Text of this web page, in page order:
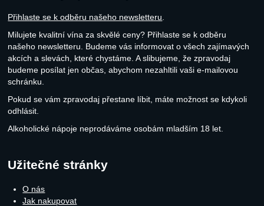
Přihlaste se k odběru našeho newsletteru
Milujete kvalitní vína za skvělé ceny? Přihlaste se k odběru
našeho newsletteru. Budeme vás informovat o všech zajímavých
akcích a slevách, které chystáme. A slibujeme, že zpravodaj
budeme posílat jen občas, abychom nezahltili vaši e-mailovou
schránku.
Pokud se vám zpravodaj přestane líbit, máte možnost se kdykoli
odhlásit.
Alkoholické nápoje neprodáváme osobám mladším 18 let.
Užitečné stránky
O nás
Jak nakupovat